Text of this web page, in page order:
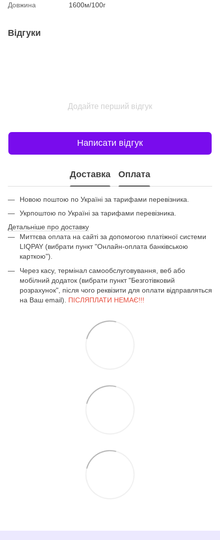
Довжина
1600м/100г
Відгуки
Додайте перший відгук
Написати відгук
Доставка Оплата
Новою поштою по Україні за тарифами перевізника.
Укрпоштою по Україні за тарифами перевізника.
Детальніше про доставку
Миттєва оплата на сайті за допомогою платіжної системи
LIQPAY (вибрати пункт "Онлайн-оплата банківською
карткою").
Через касу, термінал самообслуговування, веб або
мобілний додаток (вибрати пункт "Безготівковий
розрахунок", після чого реквізити для оплати відправляться
на Ваш email). ПІСЛЯПЛАТИ НЕМАЄ!!!